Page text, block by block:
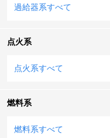
過給器系すべて
点火系
点火系すべて
燃料系
燃料系すべて